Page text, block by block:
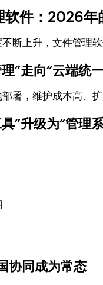
软件：2026年
断上升，文件管理软
”走向“云端统
署，维护成本高、
”升级为“管理
协同成为常态